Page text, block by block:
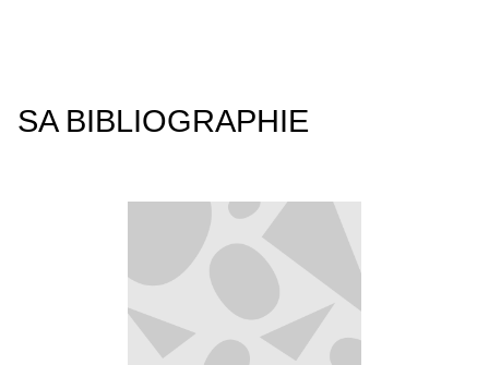
SA BIBLIOGRAPHIE